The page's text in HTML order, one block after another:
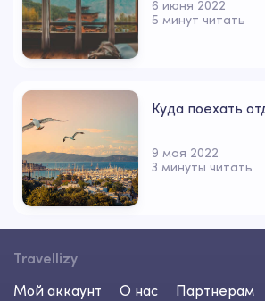
6 июня 2022
5 минут читать
Куда поехать
9 мая 2022
3 минуты читать
Travellizy
Мой аккаунт
О нас
Партнерам